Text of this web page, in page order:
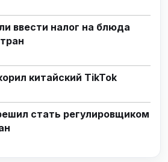
ввести налог на блюда
китайский TikTok
стать регулировщиком